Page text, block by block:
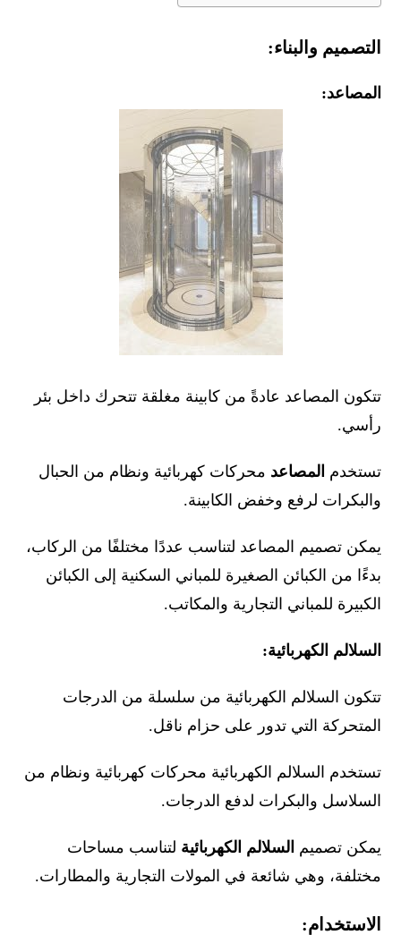
التصميم والبناء:
المصاعد:
تتكون المصاعد عادةً من كابينة مغلقة تتحرك داخل بئر
رأسي.
تستخدم المصاعد محركات كهربائية ونظام من الحبال
والبكرات لرفع وخفض الكابينة.
يمكن تصميم المصاعد لتناسب عددًا مختلفًا من الركاب،
بدءًا من الكبائن الصغيرة للمباني السكنية إلى الكبائن
الكبيرة للمباني التجارية والمكاتب.
السلالم الكهربائية:
تتكون السلالم الكهربائية من سلسلة من الدرجات
المتحركة التي تدور على حزام ناقل.
تستخدم السلالم الكهربائية محركات كهربائية ونظام من
السلاسل والبكرات لدفع الدرجات.
يمكن تصميم السلالم الكهربائية لتناسب مساحات
مختلفة، وهي شائعة في المولات التجارية والمطارات.
الاستخدام: